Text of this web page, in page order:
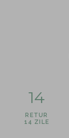
14
RETUR
14 ZILE